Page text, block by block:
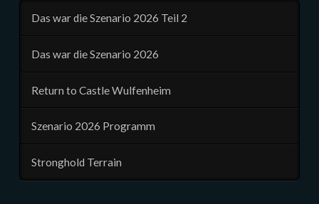
Das war die Szenario 2026 Teil 2
Das war die Szenario 2026
Return to Castle Wulfenheim
Szenario 2026 Programm
Stronghold Terrain